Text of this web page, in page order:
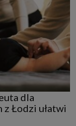
dla
z Łodzi ułatwi